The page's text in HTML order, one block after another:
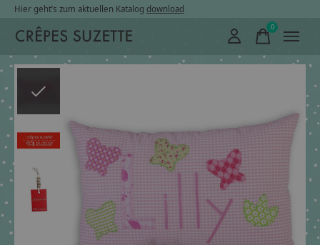
Hier geht’s zum aktuellen Katalog download
0items